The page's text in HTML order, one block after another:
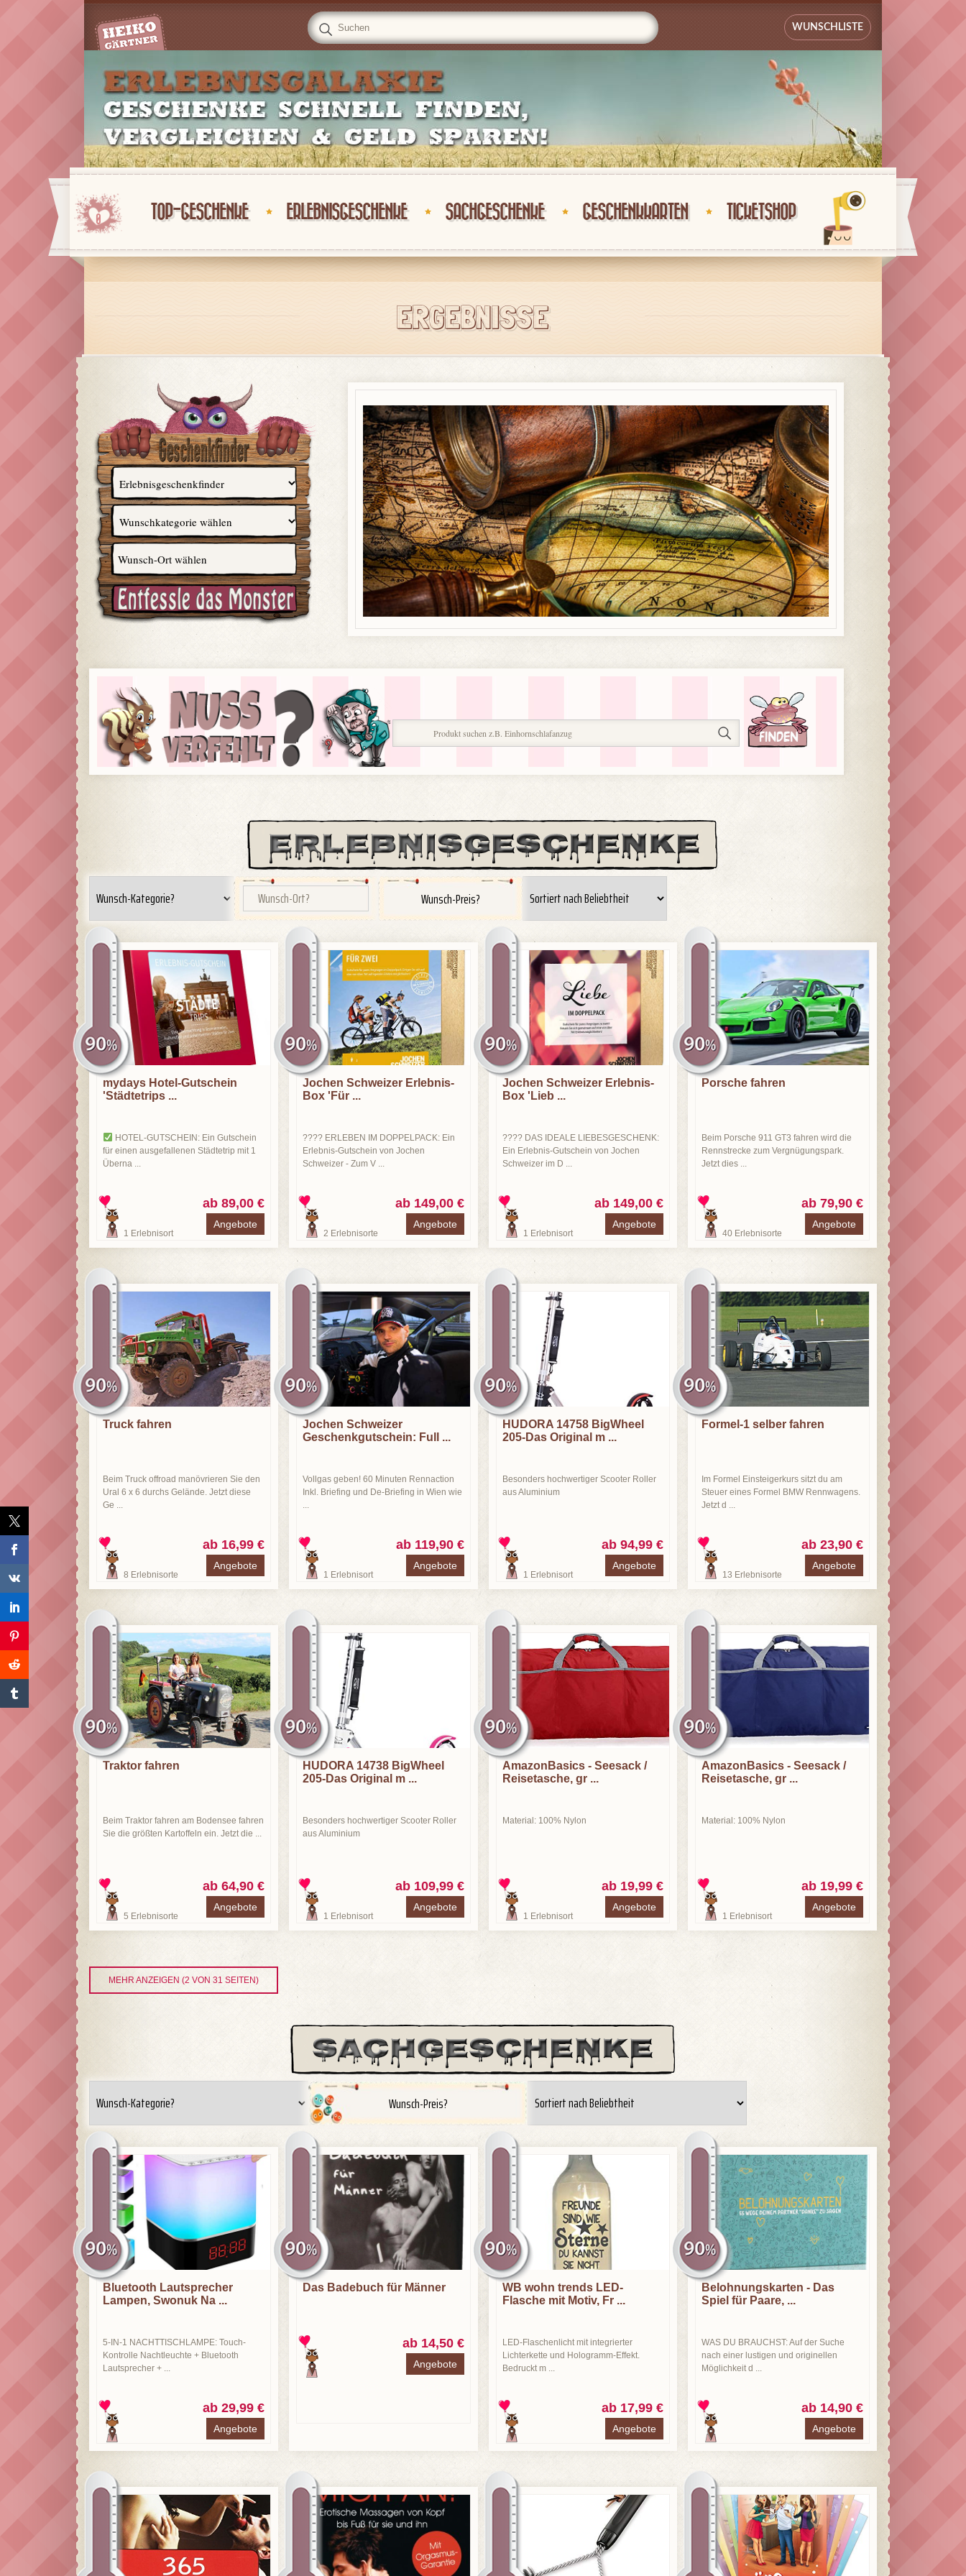
WUNSCHLISTE
0 TOP-GESCHENKE ERLEBNISGESCHENKE SACHGESCHENKE GESCHENKKARTEN TICKETSHOP
ERGEBNISSE
Wunsch-Preis?
mydays Hotel-Gutschein
'Städtetrips ...
HOTEL-GUTSCHEIN: Ein Gutschein
für einen ausgefallenen Städtetrip mit 1
Überna ...
1 Erlebnisort
ab 89,00 €
Angebote
Jochen Schweizer Erlebnis-
Box 'Für ...
????️ ERLEBEN IM DOPPELPACK: Ein
Erlebnis-Gutschein von Jochen
Schweizer - Zum V ...
2 Erlebnisorte
ab 149,00 €
Angebote
Jochen Schweizer Erlebnis-
Box 'Lieb ...
???? DAS IDEALE LIEBESGESCHENK:
Ein Erlebnis-Gutschein von Jochen
Schweizer im D ...
1 Erlebnisort
ab 149,00 €
Angebote
Porsche fahren
Beim Porsche 911 GT3 fahren wird die
Rennstrecke zum Vergnügungspark.
Jetzt dies ...
40 Erlebnisorte
ab 79,90 €
Angebote
Truck fahren
Beim Truck offroad manövrieren Sie den
Ural 6 x 6 durchs Gelände. Jetzt diese
Ge ...
8 Erlebnisorte
ab 16,99 €
Angebote
Jochen Schweizer
Geschenkgutschein: Full ...
Vollgas geben! 60 Minuten Rennaction
Inkl. Briefing und De-Briefing in Wien wie
1 Erlebnisort
ab 119,90 €
Angebote
HUDORA 14758 BigWheel
205-Das Original m ...
Besonders hochwertiger Scooter Roller
aus Aluminium
1 Erlebnisort
ab 94,99 €
Angebote
Formel-1 selber fahren
Im Formel Einsteigerkurs sitzt du am
Steuer eines Formel BMW Rennwagens.
Jetzt d ...
13 Erlebnisorte
ab 23,90 €
Angebote
Traktor fahren
Beim Traktor fahren am Bodensee fahren
Sie die größten Kartoffeln ein. Jetzt die ...
5 Erlebnisorte
ab 64,90 €
Angebote
HUDORA 14738 BigWheel
205-Das Original m ...
Besonders hochwertiger Scooter Roller
aus Aluminium
1 Erlebnisort
ab 109,99 €
Angebote
AmazonBasics - Seesack /
Reisetasche, gr ...
Material: 100% Nylon
1 Erlebnisort
ab 19,99 €
Angebote
AmazonBasics - Seesack /
Reisetasche, gr ...
Material: 100% Nylon
1 Erlebnisort
ab 19,99 €
Angebote
MEHR ANZEIGEN (2 VON 31 SEITEN)
Wunsch-Preis?
Bluetooth Lautsprecher
Lampen, Swonuk Na ...
5-IN-1 NACHTTISCHLAMPE: Touch-
Kontrolle Nachtleuchte + Bluetooth
Lautsprecher + ...
ab 29,99 €
Angebote
Das Badebuch für Männer
ab 14,50 €
Angebote
WB wohn trends LED-
Flasche mit Motiv, Fr ...
LED-Flaschenlicht mit integrierter
Lichterkette und Hologramm-Effekt.
Bedruckt m ...
ab 17,99 €
Angebote
Belohnungskarten - Das
Spiel für Paare, ...
WAS DU BRAUCHST: Auf der Suche
nach einer lustigen und originellen
Möglichkeit d ...
ab 14,90 €
Angebote